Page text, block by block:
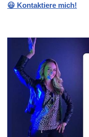
😃 Kontaktiere mich!